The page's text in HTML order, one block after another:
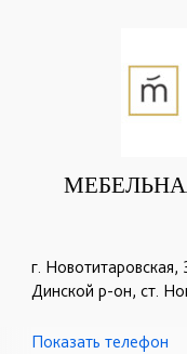
г. Новотитаровская,
Динской р-он, ст.
☎+7 (861) 624-86-
Показать телефон